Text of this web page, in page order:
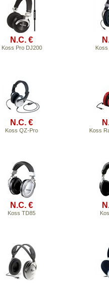
N.C. €
Koss Pro DJ200 Koss
N.C. €
Koss QZ-Pro Koss
N.C. €
Koss TD85